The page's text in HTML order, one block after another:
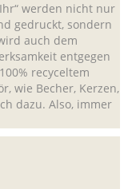
werden nicht nur
gedruckt, sondern
auch dem
entgegen
recyceltem
wie Becher, Kerzen,
dazu. Also, immer